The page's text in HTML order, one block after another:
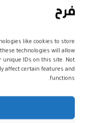
like cookies to store
technologies will allow
unique IDs on this site. Not
affect certain features and
functions.
المغرب